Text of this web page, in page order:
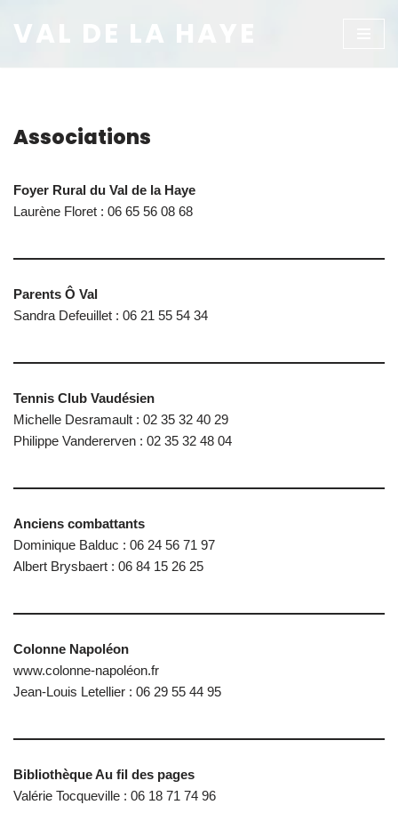
Aller
VAL DE LA HAYE
Associations
Foyer Rural du Val de la Haye
Laurène Floret : 06 65 56 08 68
Parents Ô Val
Sandra Defeuillet : 06 21 55 54 34
Tennis Club Vaudésien
Michelle Desramault : 02 35 32 40 29
Philippe Vandererven : 02 35 32 48 04
Anciens combattants
Dominique Balduc : 06 24 56 71 97
Albert Brysbaert : 06 84 15 26 25
Colonne Napoléon
www.colonne-napoléon.fr
Jean-Louis Letellier : 06 29 55 44 95
Bibliothèque Au fil des pages
Valérie Tocqueville : 06 18 71 74 96